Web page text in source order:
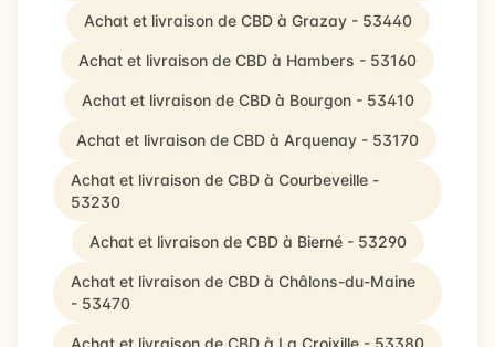
Achat et livraison de CBD à Grazay - 53440
Achat et livraison de CBD à Hambers - 53160
Achat et livraison de CBD à Bourgon - 53410
Achat et livraison de CBD à Arquenay - 53170
Achat et livraison de CBD à Courbeveille -
53230
Achat et livraison de CBD à Bierné - 53290
Achat et livraison de CBD à Châlons-du-Maine
- 53470
Achat et livraison de CBD à La Croixille - 53380